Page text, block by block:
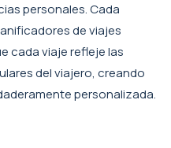
personales. Cada
de viajes
cada viaje refleje las
del viajero, creando
personalizada.